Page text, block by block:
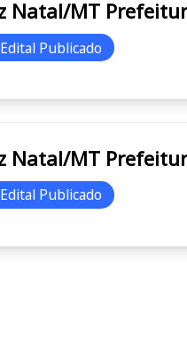
Feliz
Edital Publicado
Feliz
Edital Publicado